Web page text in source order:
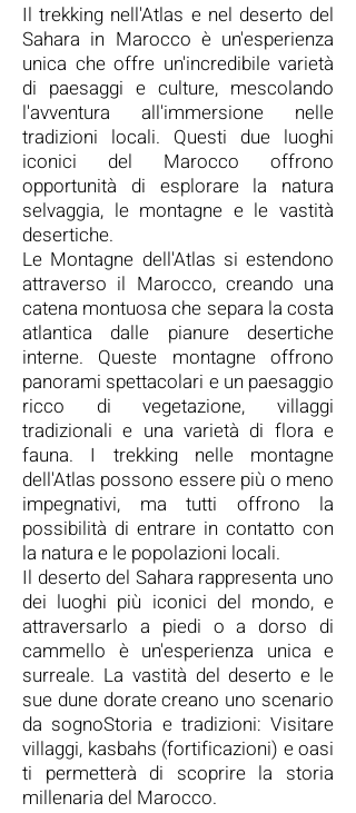
Il trekking nell'Atlas e nel deserto del
Sahara in Marocco è un'esperienza
unica che offre un'incredibile varietà
di paesaggi e culture, mescolando
l'avventura all'immersione nelle
tradizioni locali. Questi due luoghi
iconici del Marocco offrono
opportunità di esplorare la natura
selvaggia, le montagne e le vastità
desertiche.
Le Montagne dell'Atlas si estendono
attraverso il Marocco, creando una
catena montuosa che separa la costa
atlantica dalle pianure desertiche
interne. Queste montagne offrono
panorami spettacolari e un paesaggio
ricco di vegetazione, villaggi
tradizionali e una varietà di flora e
fauna. I trekking nelle montagne
dell'Atlas possono essere più o meno
impegnativi, ma tutti offrono la
possibilità di entrare in contatto con
la natura e le popolazioni locali.
Il deserto del Sahara rappresenta uno
dei luoghi più iconici del mondo, e
attraversarlo a piedi o a dorso di
cammello è un'esperienza unica e
surreale. La vastità del deserto e le
sue dune dorate creano uno scenario
da sognoStoria e tradizioni: Visitare
villaggi, kasbahs (fortificazioni) e oasi
ti permetterà di scoprire la storia
millenaria del Marocco.